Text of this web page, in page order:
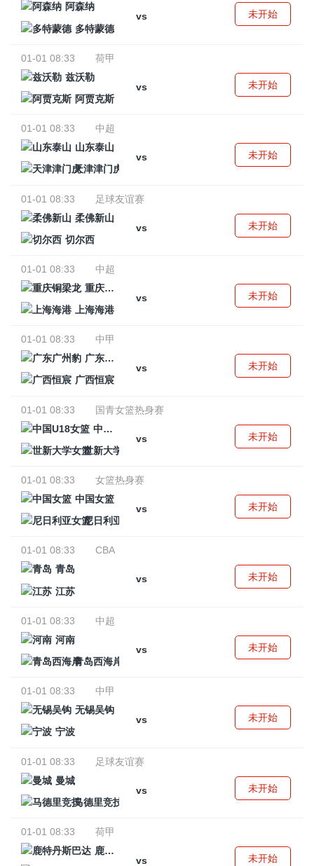
阿森纳
vs
多特蒙德
未开始
01-01 08:33
荷甲
兹沃勒
vs
阿贾克斯
未开始
01-01 08:33
中超
山东泰山
vs
天津津门虎
未开始
01-01 08:33
足球友谊赛
柔佛新山
vs
切尔西
未开始
01-01 08:33
中超
重庆铜梁龙
vs
上海海港
未开始
01-01 08:33
中甲
广东广州豹
vs
广西恒宸
未开始
01-01 08:33
国青女篮热身赛
中国U18女篮
vs
世新大学女篮
未开始
01-01 08:33
女篮热身赛
中国女篮
vs
尼日利亚女篮
未开始
01-01 08:33
CBA
青岛
vs
江苏
未开始
01-01 08:33
中超
河南
vs
青岛西海岸
未开始
01-01 08:33
中甲
无锡吴钩
vs
宁波
未开始
01-01 08:33
足球友谊赛
曼城
vs
马德里竞技
未开始
01-01 08:33
荷甲
鹿特丹斯巴达
vs
未开始